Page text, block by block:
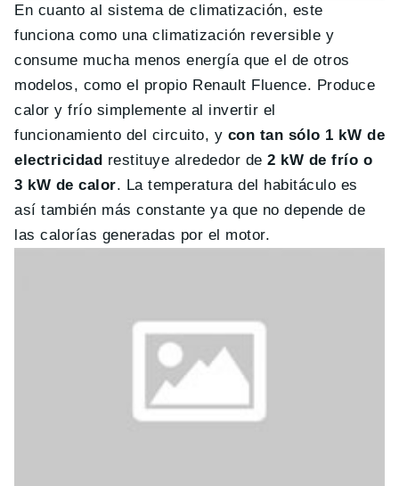
En cuanto al sistema de climatización, este
funciona como una climatización reversible y
consume mucha menos energía que el de otros
modelos, como el propio Renault Fluence. Produce
calor y frío simplemente al invertir el
funcionamiento del circuito, y con tan sólo 1 kW de
electricidad restituye alrededor de2 kW de frío o
3 kW de calor. La temperatura del habitáculo es
así también más constante ya que no depende de
las calorías generadas por el motor.